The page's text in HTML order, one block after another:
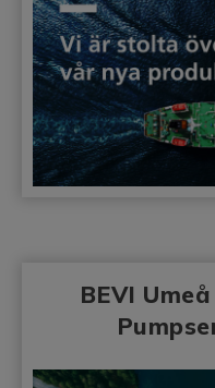
BEVI